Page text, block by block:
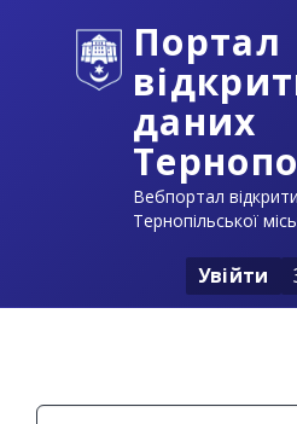
Портал
даних
Вебпортал
Тернопільської
Увійти